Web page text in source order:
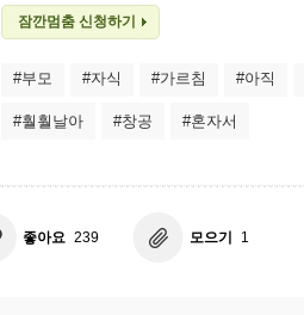
잠깐멈춤 신청하기
#부모 #자식 #가르침 #아직
#훨훨날아 #창공 #혼자서
좋아요 239 모으기 1